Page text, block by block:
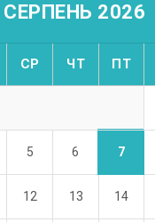
СЕРПЕНЬ 2026
СР ЧТ ПТ
5 6 7
12 13 14